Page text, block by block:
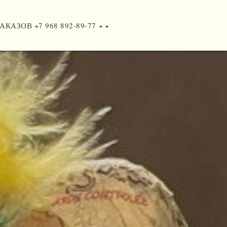
+7 968 892-89-77
+7 968 892-89-77